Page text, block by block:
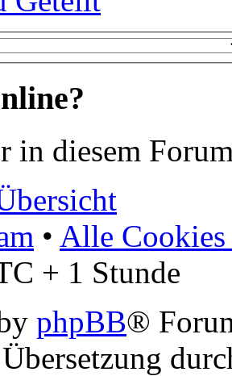
in diesem
• Alle Cookies
+ 1 Stunde
phpBB®